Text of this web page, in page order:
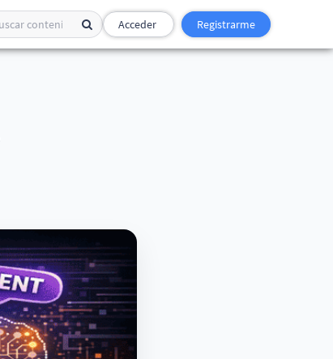
Acceder Registrarme